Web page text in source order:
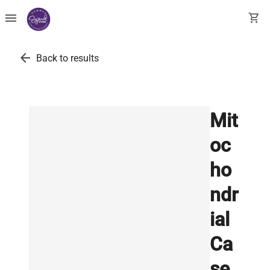
menu shopping_cart
arrow_back Back to results
Mit
oc
ho
ndr
ial
Ca